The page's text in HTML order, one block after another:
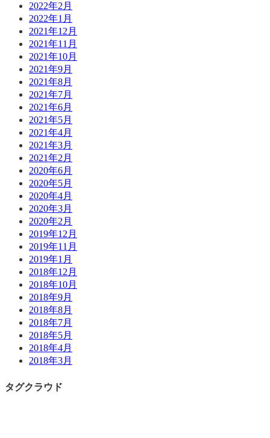
2022年2月
2022年1月
2021年12月
2021年11月
2021年10月
2021年9月
2021年8月
2021年7月
2021年6月
2021年5月
2021年4月
2021年3月
2021年2月
2020年6月
2020年5月
2020年4月
2020年3月
2020年2月
2019年12月
2019年11月
2019年1月
2018年12月
2018年10月
2018年9月
2018年8月
2018年7月
2018年5月
2018年4月
2018年3月
タグクラウド